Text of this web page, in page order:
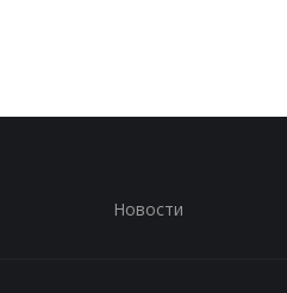
Новости